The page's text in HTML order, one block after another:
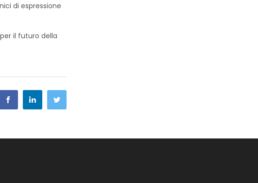
di espressione
il futuro della